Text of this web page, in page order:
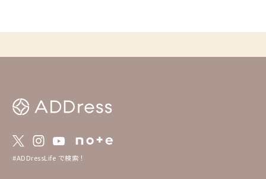
#ADDressLife で検索！